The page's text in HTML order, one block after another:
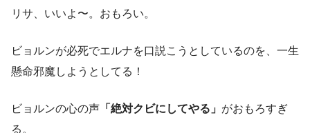
リサ、いいよ〜。おもろい。
ビョルンが必死でエルナを口説こうとしているのを、一生
懸命邪魔しようとしてる！
ビョルンの心の声 「絶対クビにしてやる」 がおもろすぎ
る。